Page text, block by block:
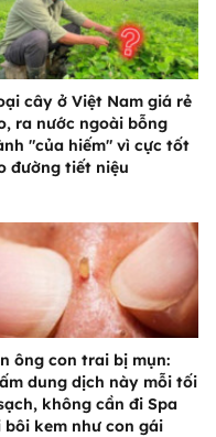
cây ở Việt Nam giá rẻ
ra nước ngoài bỗng
"của hiếm" vì cực tốt
đường tiết niệu
ông con trai bị mụn:
dung dịch này mỗi tối
không cần đi Spa
bôi kem như con gái